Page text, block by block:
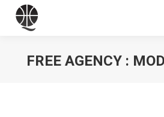
FREE AGENCY :